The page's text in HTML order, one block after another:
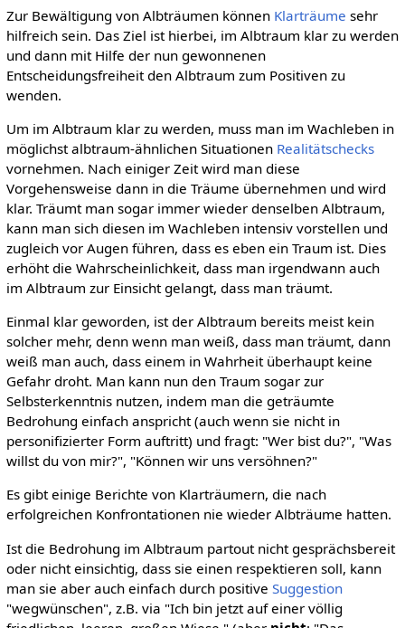
Zur Bewältigung von Albträumen können Klarträume sehr
hilfreich sein. Das Ziel ist hierbei, im Albtraum klar zu werden
und dann mit Hilfe der nun gewonnenen
Entscheidungsfreiheit den Albtraum zum Positiven zu
wenden.
Um im Albtraum klar zu werden, muss man im Wachleben in
möglichst albtraum-ähnlichen Situationen Realitätschecks
vornehmen. Nach einiger Zeit wird man diese
Vorgehensweise dann in die Träume übernehmen und wird
klar. Träumt man sogar immer wieder denselben Albtraum,
kann man sich diesen im Wachleben intensiv vorstellen und
zugleich vor Augen führen, dass es eben ein Traum ist. Dies
erhöht die Wahrscheinlichkeit, dass man irgendwann auch
im Albtraum zur Einsicht gelangt, dass man träumt.
Einmal klar geworden, ist der Albtraum bereits meist kein
solcher mehr, denn wenn man weiß, dass man träumt, dann
weiß man auch, dass einem in Wahrheit überhaupt keine
Gefahr droht. Man kann nun den Traum sogar zur
Selbsterkenntnis nutzen, indem man die geträumte
Bedrohung einfach anspricht (auch wenn sie nicht in
personifizierter Form auftritt) und fragt: "Wer bist du?", "Was
willst du von mir?", "Können wir uns versöhnen?"
Es gibt einige Berichte von Klarträumern, die nach
erfolgreichen Konfrontationen nie wieder Albträume hatten.
Ist die Bedrohung im Albtraum partout nicht gesprächsbereit
oder nicht einsichtig, dass sie einen respektieren soll, kann
man sie aber auch einfach durch positive Suggestion
"wegwünschen", z.B. via "Ich bin jetzt auf einer völlig